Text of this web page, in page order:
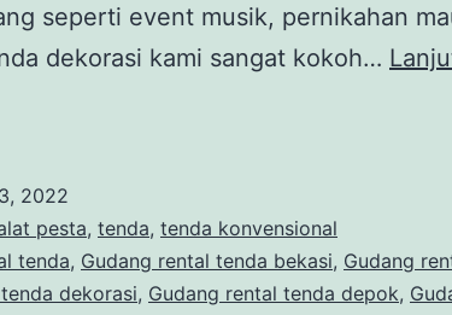
seperti event musik, pernikahan
dekorasi kami sangat kokoh…
2022
pesta, tenda, tenda konvensional
tenda, Gudang rental tenda bekasi, Gudang
dekorasi, Gudang rental tenda depok,